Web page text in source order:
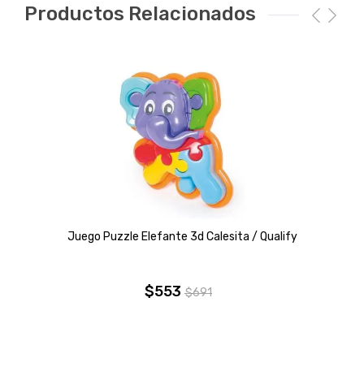
Productos Relacionados
Juego Puzzle Elefante 3d Calesita / Qualify
$691
El
$553
El